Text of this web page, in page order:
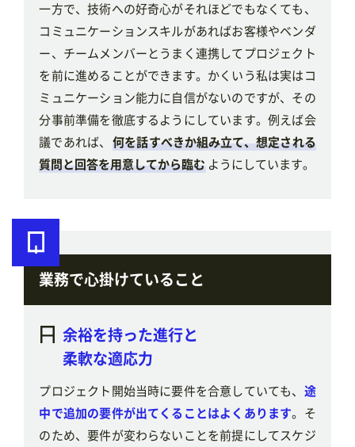
一方で、技術への好奇心がそれほどでもなくても、
コミュニケーションスキルがあればお客様やベンダ
ー、チームメンバーとうまく連携してプロジェクト
を前に進めることができます。かくいう私は実はコ
ミュニケーション能力に自信がないのですが、その
分事前準備を徹底するようにしています。例えば会
議であれば、
何を話すべきか組み立て、想定される
質問と回答を用意してから臨む ようにしています。
業務で心掛けていること
余裕を持った進行と
柔軟な適応力
プロジェクト開始当時に要件を合意していても、 途
中で追加の要件が出てくることはよくあります。そ
のため、要件が変わらないことを前提にしてスケジ